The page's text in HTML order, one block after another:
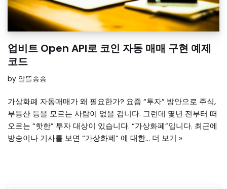
업비트 Open API로 코인 자동 매매 구현 예제
코드
by 알뜰송송
가상화폐 자동매매가 왜 필요한가? 요즘 “투자” 방안으로 주식,
부동산 등을 모르는 사람이 없을 겁니다. 그런데 몇년 전부터 떠
오르는 “핫한” 투자 대상이 있습니다. “가상화폐”입니다. 최근에
방송이나 기사를 보면 “가상화폐” 에 대한… 더 보기 »